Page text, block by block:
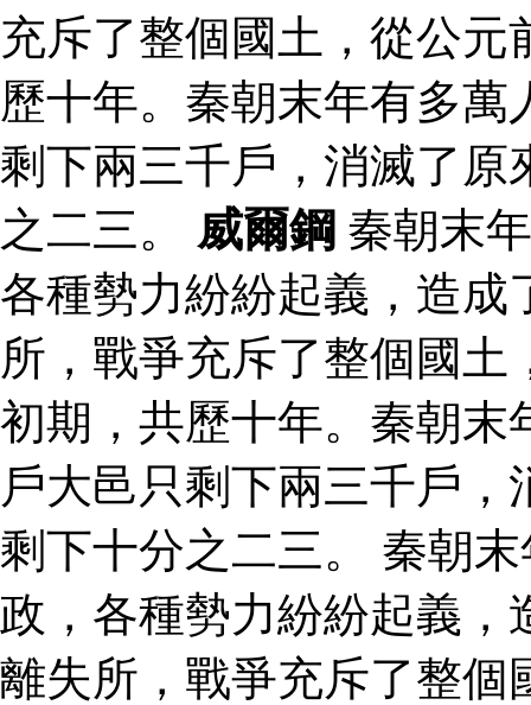
充斥了整個國土，從公
歷十年。秦朝末年有多
剩下兩三千戶，消滅了原
之二三。 威爾鋼 秦朝末
各種勢力紛紛起義，造成
所，戰爭充斥了整個國
初期，共歷十年。秦朝末
戶大邑只剩下兩三千戶
剩下十分之二三。 秦朝
政，各種勢力紛紛起義，
離失所，戰爭充斥了整個